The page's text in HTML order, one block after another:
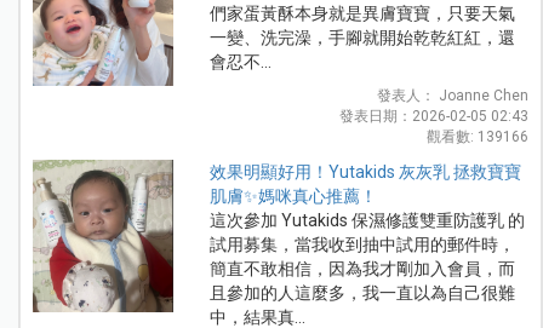
們家蛋黃酥本身就是異膚寶寶，只要天氣
一變、洗完澡，手腳就開始乾乾紅紅，還
會忍不...
發表人： Joanne Chen
發表日期：2026-02-05 02:43
觀看數: 139166
效果明顯好用！Yutakids 灰灰乳 拯救寶寶
肌膚✨媽咪真心推薦！
這次參加 Yutakids 保濕修護雙重防護乳 的
試用募集，當我收到抽中試用的郵件時，
簡直不敢相信，因為我才剛加入會員，而
且參加的人這麼多，我一直以為自己很難
中，結果真...